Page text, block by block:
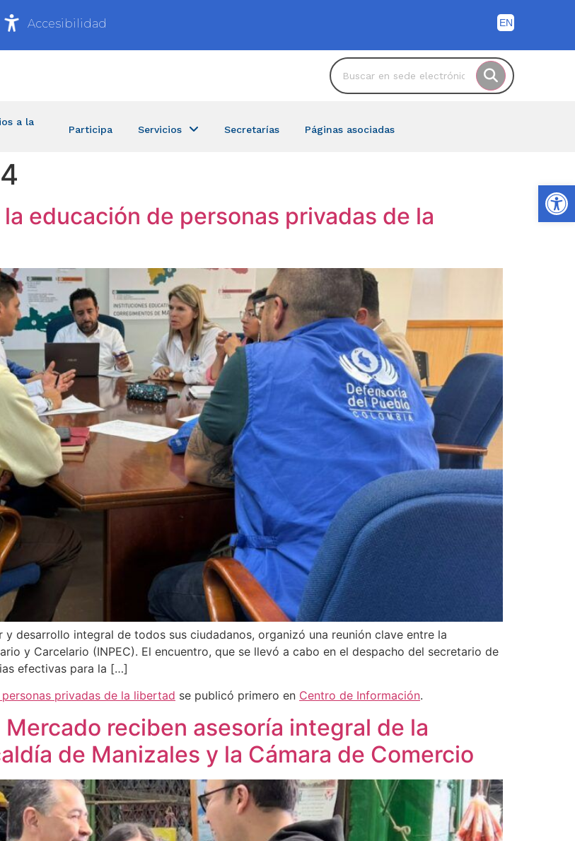
Accesibilidad
a la
Participa Servicios Secretarías Páginas asociadas
educación de personas privadas de la
desarrollo integral de todos sus ciudadanos, organizó una reunión clave entre la
y Carcelario (INPEC). El encuentro, que se llevó a cabo en el despacho del secretario de
efectivas para la […]
privadas de la libertad se publicó primero en Centro de Información.
reciben asesoría integral de la
de Manizales y la Cámara de Comercio